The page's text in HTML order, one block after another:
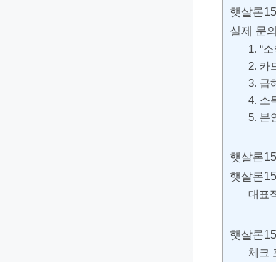
햇살론
실제 문
1. “
2. 카
3. 급
4. 소
5. 본
햇살론
햇살론
대표
햇살론
체크